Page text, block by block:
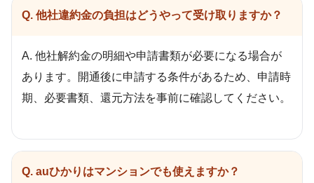
Q. 他社違約金の負担はどうやって受け取りますか？
A. 他社解約金の明細や申請書類が必要になる場合が
あります。開通後に申請する条件があるため、申請時
期、必要書類、還元方法を事前に確認してください。
Q. auひかりはマンションでも使えますか？